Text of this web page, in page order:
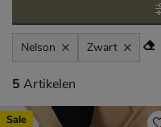
Nelson Zwart
5 artikelen
5 Artikelen
Sale